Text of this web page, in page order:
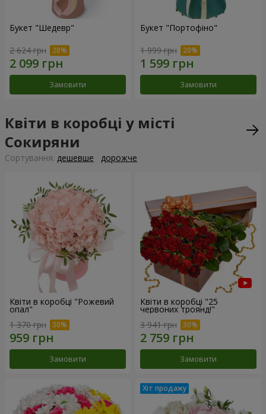
Букет "Шедевр"
2 624 грн
Замовити
Букет "Портофіно"
1 999 грн
Замовити
Квіти в коробці у місті
Сокиряни
Сортування: дешевше дорожче
Квіти в коробці "Рожевий
опал"
1 370 грн
Замовити
Квіти в коробці "25
червоних троянд!"
3 941 грн
Замовити